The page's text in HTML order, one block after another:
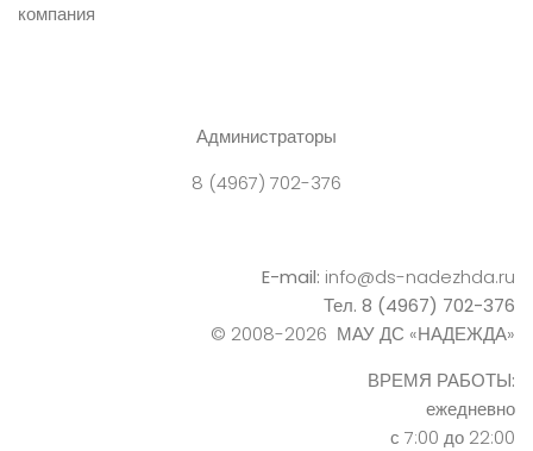
Администраторы
8 (4967) 702-376
E-mail: info@ds-nadezhda.ru
Тел. 8 (4967) 702-376
© 2008-2026 МАУ ДС «НАДЕЖДА»
ВРЕМЯ РАБОТЫ:
ежедневно
с 7:00 до 22:00